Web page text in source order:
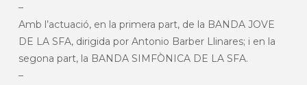
–
Amb l’actuació, en la primera part, de la BANDA JOVE
DE LA SFA, dirigida por Antonio Barber Llinares; i en la
segona part, la BANDA SIMFÒNICA DE LA SFA.
–